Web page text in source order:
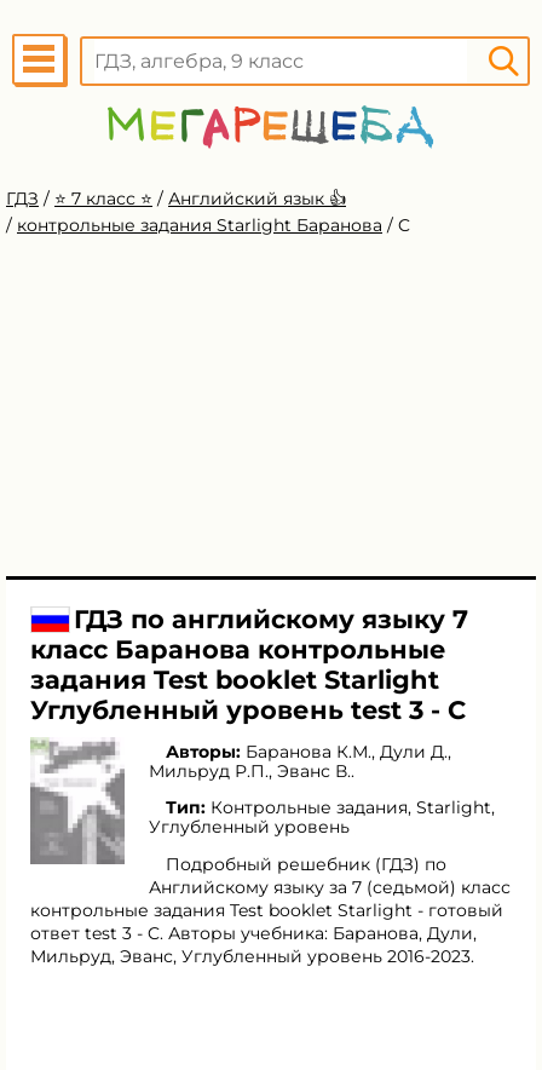
ГДЗ / ⭐️ 7 класс ⭐️ / Английский язык 👍
/ контрольные задания Starlight Баранова / C
ГДЗ по английскому языку 7
класс Баранова контрольные
задания Test booklet Starlight
Углубленный уровень test 3 - C
Авторы: Баранова К.М., Дули Д.,
Мильруд Р.П., Эванс В..
Тип: Контрольные задания, Starlight,
Углубленный уровень
Подробный решебник (ГДЗ) по
Английскому языку за 7 (седьмой) класс
контрольные задания Test booklet Starlight - готовый
ответ test 3 - C. Авторы учебника: Баранова, Дули,
Мильруд, Эванс, Углубленный уровень 2016-2023.